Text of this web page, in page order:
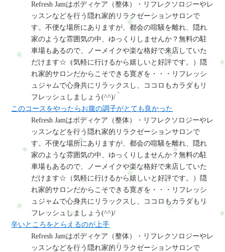
Refresh Jamはボディケア（整体）・リフレクソロジーやレ
ッスンなどを行う隠れ家的リラクゼーションサロンで
す。不便な場所にありますが、都会の喧騒を離れ、隠れ
家のような雰囲気の中、ゆっくりしませんか？無料の駐
車場もあるので、ノーメイクや楽な格好で来店していた
だけます☆（気軽に行けるから嬉しいと好評です。）隠
れ家的サロンだからこそできる寛ぎを・・・リフレッシ
ュジャムで心身共にリラックスし、ココロもカラダもリ
フレッシュしましょう(^^)/
このコースをやったらお腹の調子がとても良かった
Refresh Jamはボディケア（整体）・リフレクソロジーやレ
ッスンなどを行う隠れ家的リラクゼーションサロンで
す。不便な場所にありますが、都会の喧騒を離れ、隠れ
家のような雰囲気の中、ゆっくりしませんか？無料の駐
車場もあるので、ノーメイクや楽な格好で来店していた
だけます☆（気軽に行けるから嬉しいと好評です。）隠
れ家的サロンだからこそできる寛ぎを・・・リフレッシ
ュジャムで心身共にリラックスし、ココロもカラダもリ
フレッシュしましょう(^^)/
辛いところをとらえるのが上手
Refresh Jamはボディケア（整体）・リフレクソロジーやレ
ッスンなどを行う隠れ家的リラクゼーションサロンで